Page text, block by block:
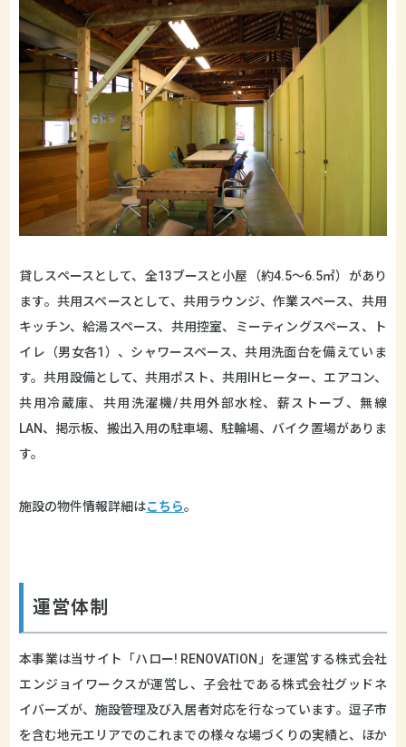
貸しスペースとして、全13ブースと小屋（約4.5〜6.5㎡）があり
ます。共用スペースとして、共用ラウンジ、作業スペース、共用
キッチン、給湯スペース、共用控室、ミーティングスペース、ト
イレ（男女各1）、シャワースペース、共用洗面台を備えていま
す。共用設備として、共用ポスト、共用IHヒーター、エアコン、
共用冷蔵庫、共用洗濯機/共用外部水栓、薪ストーブ、無線
LAN、掲示板、搬出入用の駐車場、駐輪場、バイク置場がありま
す。
施設の物件情報詳細はこちら。
運営体制
本事業は当サイト「ハロー! RENOVATION」を運営する株式会社
エンジョイワークスが運営し、子会社である株式会社グッドネ
イバーズが、施設管理及び入居者対応を行なっています。逗子市
を含む地元エリアでのこれまでの様々な場づくりの実績と、ほか